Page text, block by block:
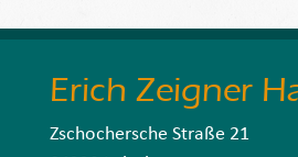
Erich Zeigner
Zschochersche Straße 21